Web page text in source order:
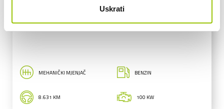
Uskrati
OPEL MOKKA GS Line 1,2
MEHANIČKI MJENJAČ BENZIN
8.631 KM 100 KW